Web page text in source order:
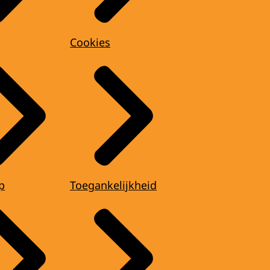
Cookies
Toegankelijkheid